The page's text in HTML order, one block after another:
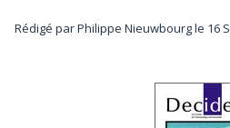
Rédigé parPhilippe Nieuwbourgle 16